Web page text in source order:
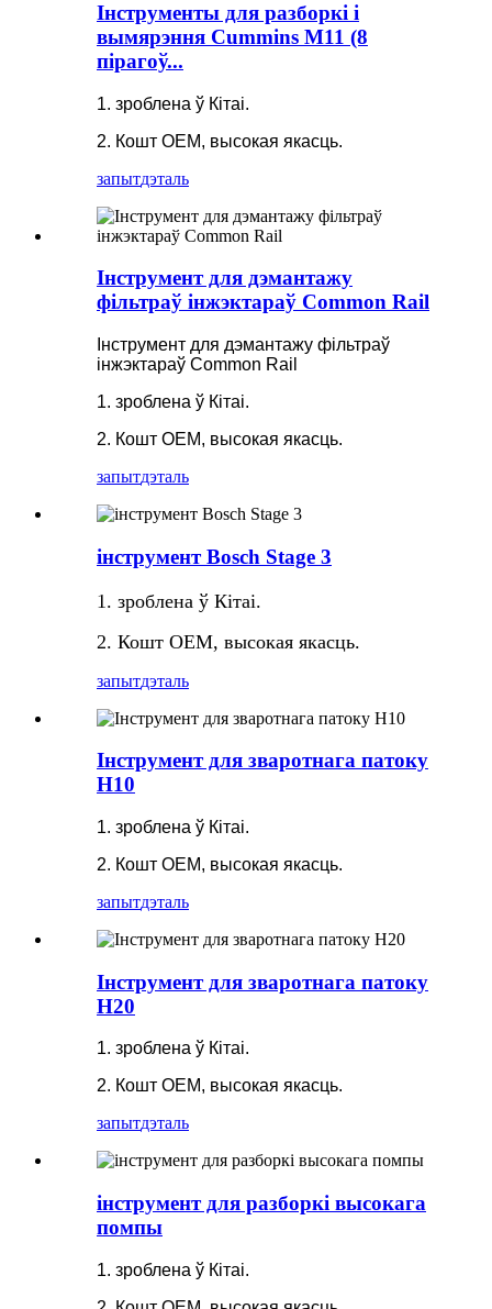
Інструменты для разборкі і
вымярэння Cummins M11 (8
пірагоў...
1. зроблена ў Кітаі.
2. Кошт OEM, высокая якасць.
запытдэталь
Інструмент для дэмантажу
фільтраў інжэктараў Common Rail
Інструмент для дэмантажу фільтраў
інжэктараў Common Rail
1. зроблена ў Кітаі.
2. Кошт OEM, высокая якасць.
запытдэталь
інструмент Bosch Stage 3
1. зроблена ў Кітаі.
2. Кошт OEM, высокая якасць.
запытдэталь
Інструмент для зваротнага патоку
H10
1. зроблена ў Кітаі.
2. Кошт OEM, высокая якасць.
запытдэталь
Інструмент для зваротнага патоку
H20
1. зроблена ў Кітаі.
2. Кошт OEM, высокая якасць.
запытдэталь
інструмент для разборкі высокага
помпы
1. зроблена ў Кітаі.